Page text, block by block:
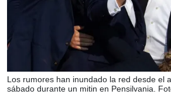
Los rumores han inundado la red desde el
sábado durante un mitin en Pensilvania.